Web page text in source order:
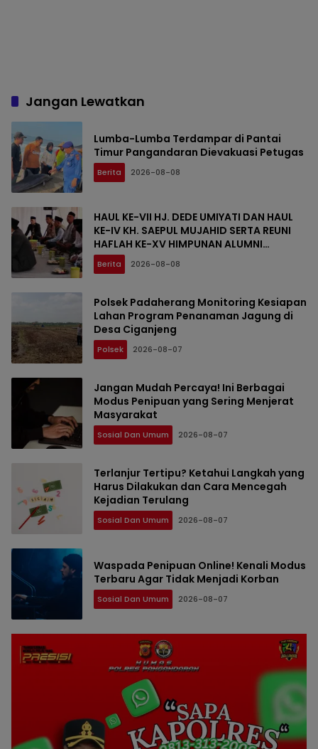
Jangan Lewatkan
Lumba-Lumba Terdampar di Pantai
Timur Pangandaran Dievakuasi Petugas
Berita 2026-08-08
HAUL KE-VII HJ. DEDE UMIYATI DAN HAUL
KE-IV KH. SAEPUL MUJAHID SERTA REUNI
HAFLAH KE-XV HIMPUNAN ALUMNI
DIGELAR DI PONDOK PESANTREN AL-FALAH
SANUSSIYAH
Berita 2026-08-08
Polsek Padaherang Monitoring Kesiapan
Lahan Program Penanaman Jagung di
Desa Ciganjeng
Polsek 2026-08-07
Jangan Mudah Percaya! Ini Berbagai
Modus Penipuan yang Sering Menjerat
Masyarakat
Sosial Dan Umum 2026-08-07
Terlanjur Tertipu? Ketahui Langkah yang
Harus Dilakukan dan Cara Mencegah
Kejadian Terulang
Sosial Dan Umum 2026-08-07
Waspada Penipuan Online! Kenali Modus
Terbaru Agar Tidak Menjadi Korban
Sosial Dan Umum 2026-08-07